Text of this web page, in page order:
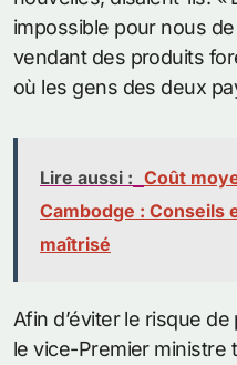
impossible pour nous
vendant des produits
où les gens des deux
Lire aussi : Coût
Cambodge : Conseils
maîtrisé
Afin d’éviter le risque
le vice-Premier ministre